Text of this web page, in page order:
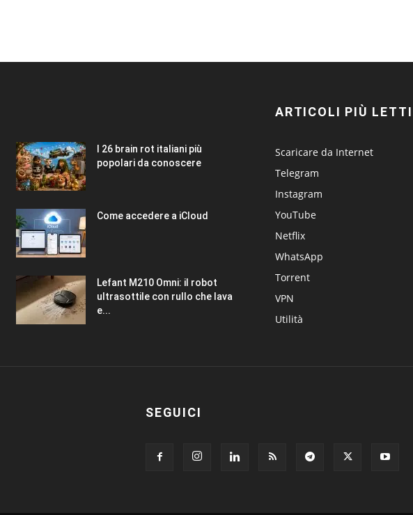
I 26 brain rot italiani più
popolari da conoscere
Come accedere a iCloud
Lefant M210 Omni: il robot
ultrasottile con rullo che lava
e...
ARTICOLI PIÙ LETTI
Scaricare da Internet
Telegram
Instagram
YouTube
Netflix
WhatsApp
Torrent
VPN
Utilità
SEGUICI